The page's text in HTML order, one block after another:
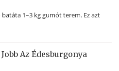
1–3 kg gumót terem. Ez azt
Az Édesburgonya